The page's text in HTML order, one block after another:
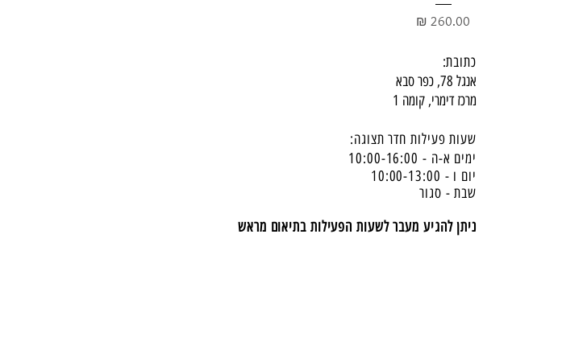
מחיר
כתובת:
אנגל 78, כפר סבא
מרכז דימרי, קומה 1
שעות פעילות חדר תצוגה:
ימים א-ה - 10:00-16: 00
יום ו - 10:00-13:00
שבת - סגור
ניתן להגיע מעבר לשעות הפעילות בתיאום מראש